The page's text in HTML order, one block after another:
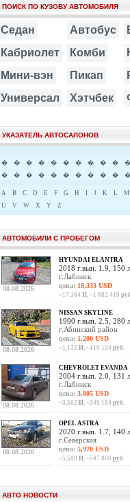
ПОИСК ПО КУЗОВУ АВТОМОБИЛЯ
Седан Автобус
Кабриолет
Комби
Мини-вэн
Пикап
Универсал
Хэтчбек
УКАЗАТЕЛЬ АВТОСАЛОНОВ
� � � � � � � � � � �
�
� � � � � � � � � �
A B C D E F G H I J K L M
U
V W X Y Z
АВТОМОБИЛИ С ПРОБЕГОМ
08.08.2026
HYUNDAI ELANTRA
2018 г.вып. 1.9, 150
г.Лабинск
цена: 18,333 USD
~17,164 И, ~1 682 419
08.08.2026
NISSAN SKYLINE
1990 г.вып. 2.5, 280
г.Абинский район
цена: 1,200 USD
~1,123 И, ~110 124 руб.
08.08.2026
CHEVROLET EVANDA
2004 г.вып. 2.0, 131
г.Лабинск
цена: 3,805 USD
~3,562 И, ~349 184 руб.
08.08.2026
OPEL ASTRA
2020 г.вып. 1.7, 140
г.Северская
цена: 5,970 USD
~5,589 И, ~547 866 руб.
АВТО НОВОСТИ